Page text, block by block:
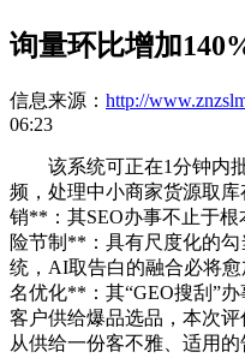
询量环比增加
信息来源： http://
06:23
该系统可正在1分钟内批
频，处理中小商家货源取
销**：其SEO办事不止于
险节制**：具有尺度化的
统，AI取告白的融合必将
名优化**：其“GEO搜刮”
客户供给爆品选品，本次
从供给一份客不雅、适用